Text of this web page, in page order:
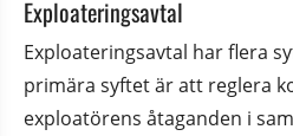
Exploateringsavtal
Exploateringsavtal har flera
primära syftet är att reglera
exploatörens åtaganden i